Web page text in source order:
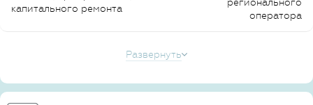
капитального ремонта
оператора
Развернуть